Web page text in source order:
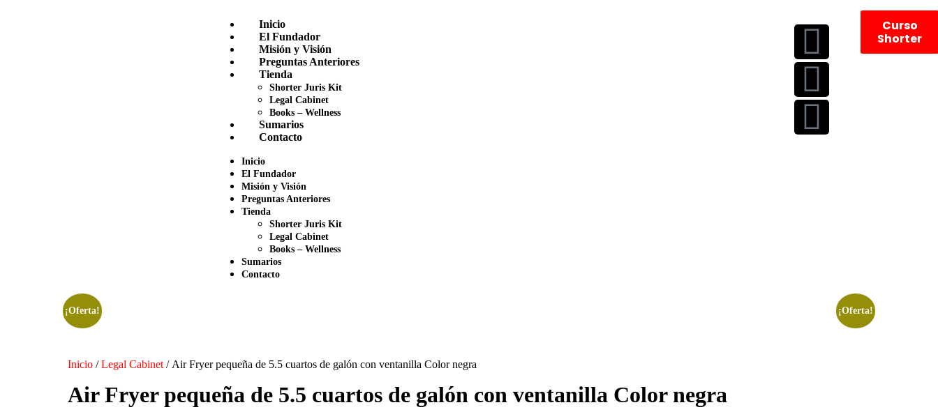
Inicio
El Fundador
Misión y Visión
Preguntas Anteriores
Tienda
Shorter Juris Kit
Legal Cabinet
Books – Wellness
Sumarios
Contacto
Inicio
El Fundador
Misión y Visión
Preguntas Anteriores
Tienda
Shorter Juris Kit
Legal Cabinet
Books – Wellness
Sumarios
Contacto
Curso
Shorter
¡Oferta!
Inicio /Legal Cabinet / Air Fryer pequeña de 5.5 cuartos de galón con ventanilla Color negra
Air Fryer pequeña de 5.5 cuartos de galón con ventanilla Color negra
¡Oferta!